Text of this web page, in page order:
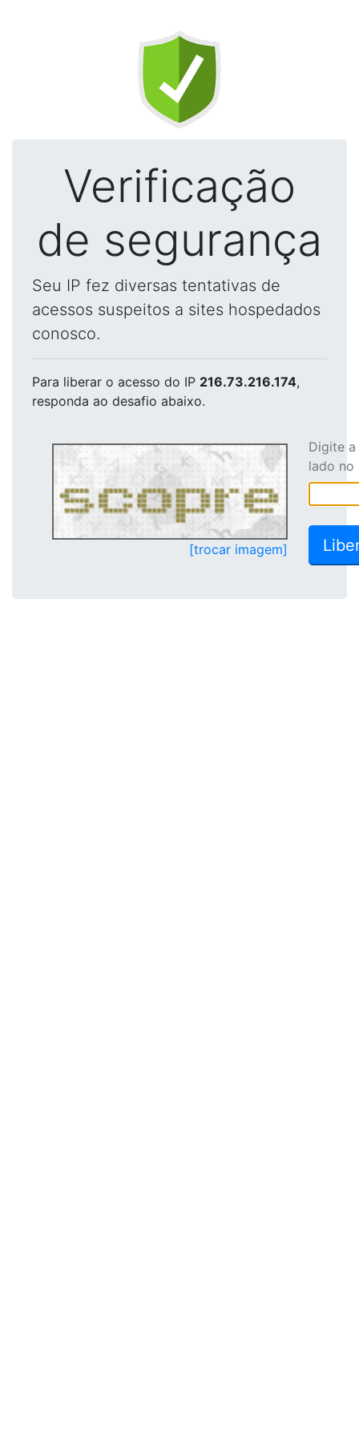
Verificação
de segurança
Seu IP fez diversas tentativas de
acessos suspeitos a sites hospedados
conosco.
Para liberar o acesso do IP 216.73.216.174,
responda ao desafio abaixo.
[trocar imagem]
Digite
lado no